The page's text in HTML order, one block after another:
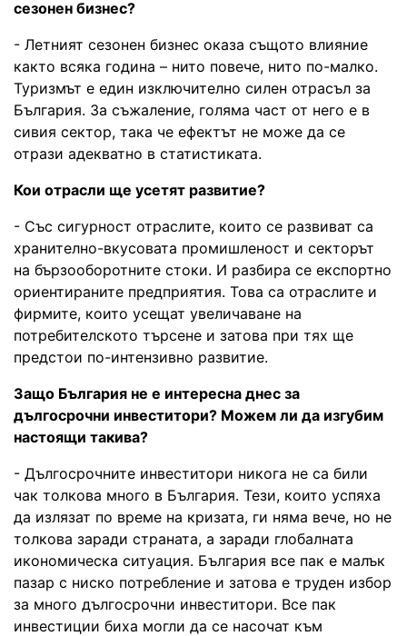
сезонен бизнес?
- Летният сезонен бизнес оказа същото влияние
както всяка година – нито повече, нито по-малко.
Туризмът е един изключително силен отрасъл за
България. За съжаление, голяма част от него е в
сивия сектор, така че ефектът не може да се
отрази адекватно в статистиката.
Кои отрасли ще усетят развитие?
- Със сигурност отраслите, които се развиват са
хранително-вкусовата промишленост и секторът
на бързооборотните стоки. И разбира се експортно
ориентираните предприятия. Това са отраслите и
фирмите, които усещат увеличаване на
потребителското търсене и затова при тях ще
предстои по-интензивно развитие.
Защо България не е интересна днес за
дългосрочни инвеститори? Можем ли да изгубим
настоящи такива?
- Дългосрочните инвеститори никога не са били
чак толкова много в България. Тези, които успяха
да излязат по време на кризата, ги няма вече, но не
толкова заради страната, а заради глобалната
икономическа ситуация. България все пак е малък
пазар с ниско потребление и затова е труден избор
за много дългосрочни инвеститори. Все пак
инвестиции биха могли да се насочат към